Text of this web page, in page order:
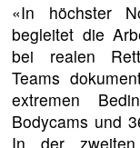
«In höchster
begleitet die
bei realen
Teams
extremen
Bodycams und
In der